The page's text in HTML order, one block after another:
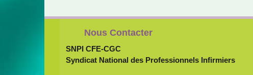
Nous Contacter
SNPI CFE-CGC
Syndicat National des Professionnels Infirmiers